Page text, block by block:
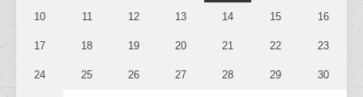
10 11 12 13 14 15 16
17 18 19 20 21 22 23
24 25 26 27 28 29 30